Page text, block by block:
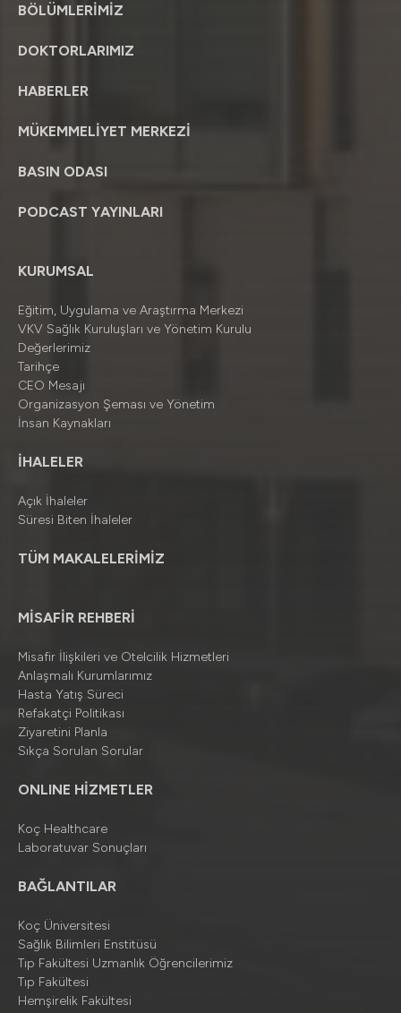
BÖLÜMLERİMİZ
DOKTORLARIMIZ
HABERLER
MÜKEMMELİYET MERKEZİ
BASIN ODASI
PODCAST YAYINLARI
KURUMSAL
Eğitim, Uygulama ve Araştırma Merkezi
VKV Sağlık Kuruluşları ve Yönetim Kurulu
Değerlerimiz
Tarihçe
CEO Mesajı
Organizasyon Şeması ve Yönetim
İnsan Kaynakları
İHALELER
Açık İhaleler
Süresi Biten İhaleler
TÜM MAKALELERİMİZ
MİSAFİR REHBERİ
Misafir İlişkileri ve Otelcilik Hizmetleri
Anlaşmalı Kurumlarımız
Hasta Yatış Süreci
Refakatçi Politikası
Ziyaretini Planla
Sıkça Sorulan Sorular
ONLINE HİZMETLER
Koç Healthcare
Laboratuvar Sonuçları
BAĞLANTILAR
Koç Üniversitesi
Sağlık Bilimleri Enstitüsü
Tıp Fakültesi Uzmanlık Öğrencilerimiz
Tıp Fakültesi
Hemşirelik Fakültesi